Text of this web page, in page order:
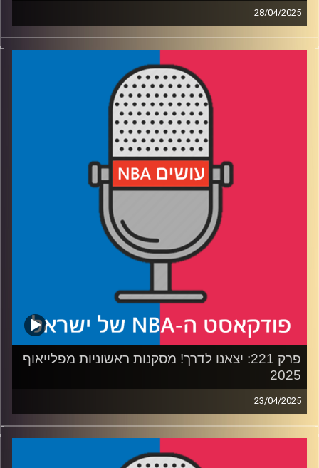
28/04/2025
פודקאסט האן.בי.איי עם ערן סורוקה, שרון דוידוביץ', משה
דוידוביץ' ועידן לוצקי, בשיתוף קול האוניברסיטה.
רבע 1: המסע מצפון השרון לצפון קרוליינה, והקשר בין בית
השקעות לקבוצת כדורסל
רבע 2: איך מתכוננים לדראפט, ולמה דני וולף ובן שרף כל כך
רבע 3: מפלוס-מינוס עד 29 מפרקים: מה אנליסט רואה
רבע 4: מסר למי שמאשימ/ה את האנליסטים, ומסר למי
ביום שישי – פרק חדש עם הדרמות של סיום הסיבוב הראשון
עידן לוצקי
פרק 221: יצאנו לדרך! מסקנות ראשוניות מפלייאוף
2025
23/04/2025
פודקאסט האן.בי.איי עם ערן סורוקה, שרון דוידוביץ', משה
דוידוביץ' ועידן לוצקי, בשיתוף קול האוניברסיטה.